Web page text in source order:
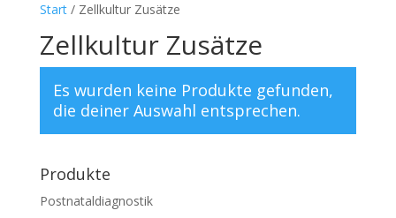
Start/ Zellkultur Zusätze
Zellkultur Zusätze
Es wurden keine Produkte gefunden,
die deiner Auswahl entsprechen.
Produkte
Postnataldiagnostik